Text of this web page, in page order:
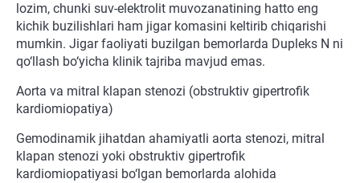
lozim, chunki suv-elektrolit muvozanatining hatto eng
kichik buzilishlari ham jigar komasini keltirib chiqarishi
mumkin. Jigar faoliyati buzilgan bemorlarda Dupleks N ni
qo‘llash bo‘yicha klinik tajriba mavjud emas.
Aorta va mitral klapan stenozi (obstruktiv gipertrofik
kardiomiopatiya)
Gemodinamik jihatdan ahamiyatli aorta stenozi, mitral
klapan stenozi yoki obstruktiv gipertrofik
kardiomiopatiyasi bo‘lgan bemorlarda alohida